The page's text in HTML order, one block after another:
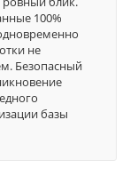
100%
не
Безопасный
базы